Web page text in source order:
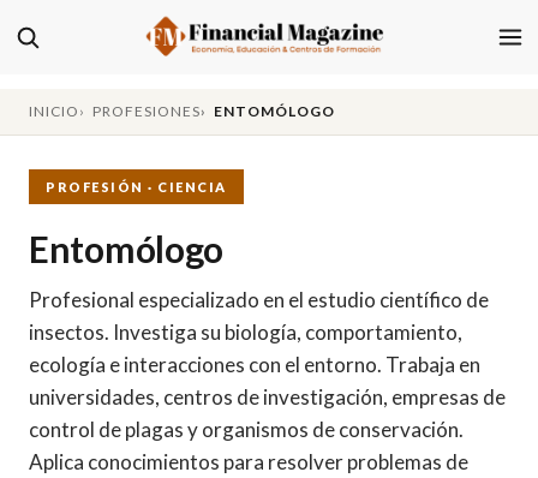
INICIO PROFESIONES ENTOMÓLOGO
PROFESIÓN · CIENCIA
Entomólogo
Profesional especializado en el estudio científico de
insectos. Investiga su biología, comportamiento,
ecología e interacciones con el entorno. Trabaja en
universidades, centros de investigación, empresas de
control de plagas y organismos de conservación.
Aplica conocimientos para resolver problemas de